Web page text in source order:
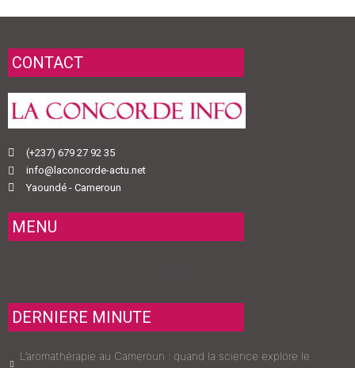
CONTACT
(+237) 679 27 92 35
info@laconcorde-actu.net
Yaoundé - Cameroun
MENU
DERNIERE MINUTE
L’aromathérapie au Cameroun : quand la science explore le